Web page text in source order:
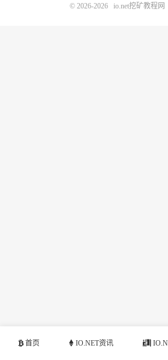
首页 IO.NET资讯
© 2026-2026 io.net挖矿教程网